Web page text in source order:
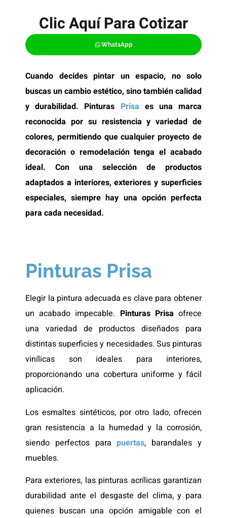
Clic Aquí Para Cotizar​
WhatsApp
Cuando decides pintar un espacio, no solo
buscas un cambio estético, sino también calidad
y durabilidad. Pinturas Prisa es una marca
reconocida por su resistencia y variedad de
colores, permitiendo que cualquier proyecto de
decoración o remodelación tenga el acabado
ideal. Con una selección de productos
adaptados a interiores, exteriores y superficies
especiales, siempre hay una opción perfecta
para cada necesidad.
Pinturas Prisa
Elegir la pintura adecuada es clave para obtener
un acabado impecable. Pinturas Prisa ofrece
una variedad de productos diseñados para
distintas superficies y necesidades. Sus pinturas
vinílicas son ideales para interiores,
proporcionando una cobertura uniforme y fácil
aplicación.
Los esmaltes sintéticos, por otro lado, ofrecen
gran resistencia a la humedad y la corrosión,
siendo perfectos para puertas, barandales y
muebles.
Para exteriores, las pinturas acrílicas garantizan
durabilidad ante el desgaste del clima, y para
quienes buscan una opción amigable con el